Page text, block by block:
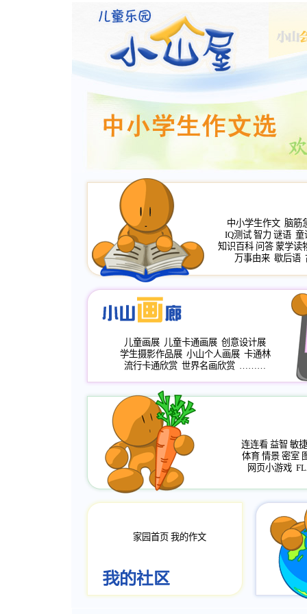
中小学生作文 脑筋
IQ测试 智力 谜语 童
知识百科 问答 蒙学读
万事由来 歇后语
儿童画展 儿童卡通画展 创意设计展
学生摄影作品展 小山个人画展 卡通林
流行卡通欣赏 世界名画欣赏 ………
连连看 益智 敏捷
体育 情景 密室
网页小游戏
家园首页 我的作文